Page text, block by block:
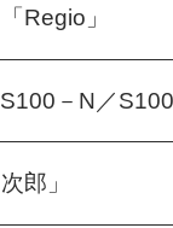
Regio」
－N／S100
郎」